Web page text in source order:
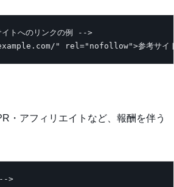
トへのリンクの例 -->
" rel="nofollow">参考サイ
・アフィリエイトなど、報酬を伴う
>